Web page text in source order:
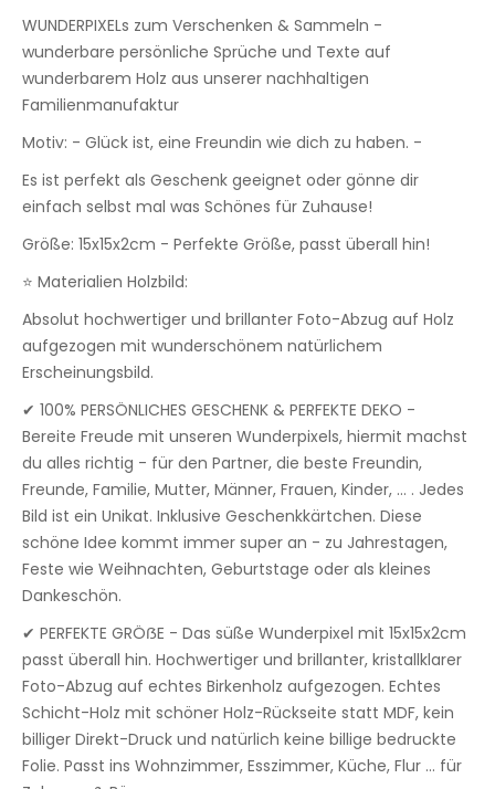
WUNDERPIXELs zum Verschenken & Sammeln -
wunderbare persönliche Sprüche und Texte auf
wunderbarem Holz aus unserer nachhaltigen
Familienmanufaktur
Motiv: - Glück ist, eine Freundin wie dich zu haben. -
Es ist perfekt als Geschenk geeignet oder gönne dir
einfach selbst mal was Schönes für Zuhause!
Größe: 15x15x2cm - Perfekte Größe, passt überall hin!
⭐ Materialien Holzbild:
Absolut hochwertiger und brillanter Foto-Abzug auf Holz
aufgezogen mit wunderschönem natürlichem
Erscheinungsbild.
✔ 100% PERSÖNLICHES GESCHENK & PERFEKTE DEKO -
Bereite Freude mit unseren Wunderpixels, hiermit machst
du alles richtig - für den Partner, die beste Freundin,
Freunde, Familie, Mutter, Männer, Frauen, Kinder, ... . Jedes
Bild ist ein Unikat. Inklusive Geschenkkärtchen. Diese
schöne Idee kommt immer super an - zu Jahrestagen,
Feste wie Weihnachten, Geburtstage oder als kleines
Dankeschön.
✔ PERFEKTE GRÖẞE - Das süße Wunderpixel mit 15x15x2cm
passt überall hin. Hochwertiger und brillanter, kristallklarer
Foto-Abzug auf echtes Birkenholz aufgezogen. Echtes
Schicht-Holz mit schöner Holz-Rückseite statt MDF, kein
billiger Direkt-Druck und natürlich keine billige bedruckte
Folie. Passt ins Wohnzimmer, Esszimmer, Küche, Flur ... für